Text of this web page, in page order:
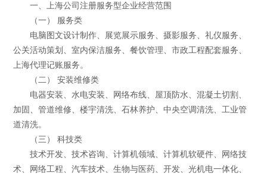
一、上海公司注册服务型企业经营范围
（一） 服务类
电脑图文设计制作、展览展示服务、摄影服务、礼仪服务、
公关活动策划、室内保洁服务、餐饮管理、市政工程配套服务、
上海代理记账服务。
（二） 安装维修类
电器安装、水电安装、网络布线、屋顶防水、混凝土切割、
加固、管道维修、楼宇清洗、石林养护、中央空调清洗、工业管
道清洗。
（三） 科技类
技术开发、技术咨询、计算机领域、计算机软硬件、网络技
术、网络工程、汽车技术、生物与医药、开发、光机电一体化、